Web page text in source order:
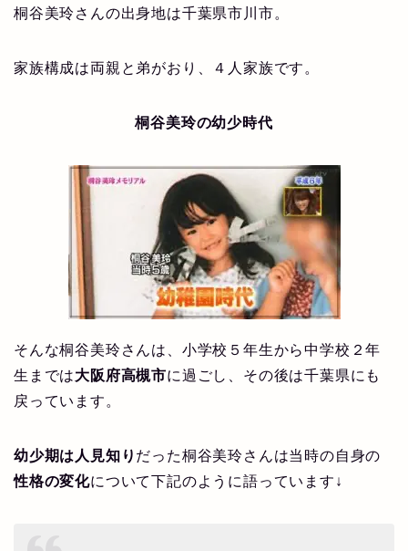
桐谷美玲さんの出身地は千葉県市川市。
家族構成は両親と弟がおり、４人家族です。
桐谷美玲の幼少時代
そんな桐谷美玲さんは、小学校５年生から中学校２年
生までは大阪府高槻市に過ごし、その後は千葉県にも
戻っています。
幼少期は人見知り だった桐谷美玲さんは当時の自身の
性格の変化について下記のように語っています↓